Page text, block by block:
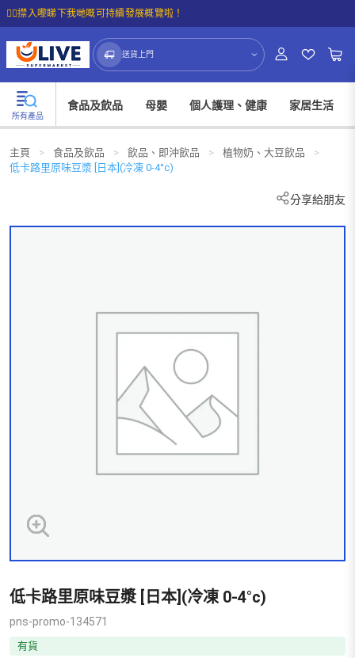
☝🏼㩒入嚟睇下我哋嘅可持續發展概覽啦！
送貨上門
所有產品
食品及飲品 母嬰 個人護理、健康 家居生活
主頁 > 食品及飲品 > 飲品、即沖飲品 > 植物奶、大豆飲品
>
低卡路里原味豆漿 [日本](冷凍 0-4°c)
分享給朋友
低卡路里原味豆漿 [日本](冷凍 0-4°c)
pns-promo-134571
有貨